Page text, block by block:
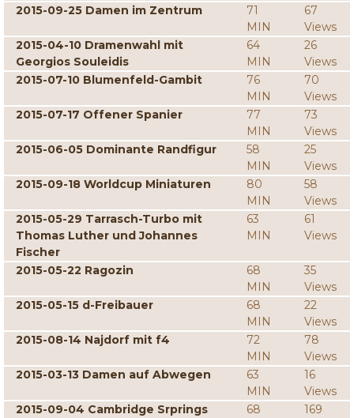
2015-09-25 Damen im Zentrum
71
MIN
67
Views
2015-04-10 Dramenwahl mit
Georgios Souleidis
64
MIN
26
Views
2015-07-10 Blumenfeld-Gambit
76
MIN
70
Views
2015-07-17 Offener Spanier
77
MIN
73
Views
2015-06-05 Dominante Randfigur
58
MIN
25
Views
2015-09-18 Worldcup Miniaturen
80
MIN
58
Views
2015-05-29 Tarrasch-Turbo mit
Thomas Luther und Johannes
Fischer
63
MIN
61
Views
2015-05-22 Ragozin
68
MIN
35
Views
2015-05-15 d-Freibauer
68
MIN
22
Views
2015-08-14 Najdorf mit f4
72
MIN
78
Views
2015-03-13 Damen auf Abwegen
63
MIN
16
Views
2015-09-04 Cambridge Srprings
68
169